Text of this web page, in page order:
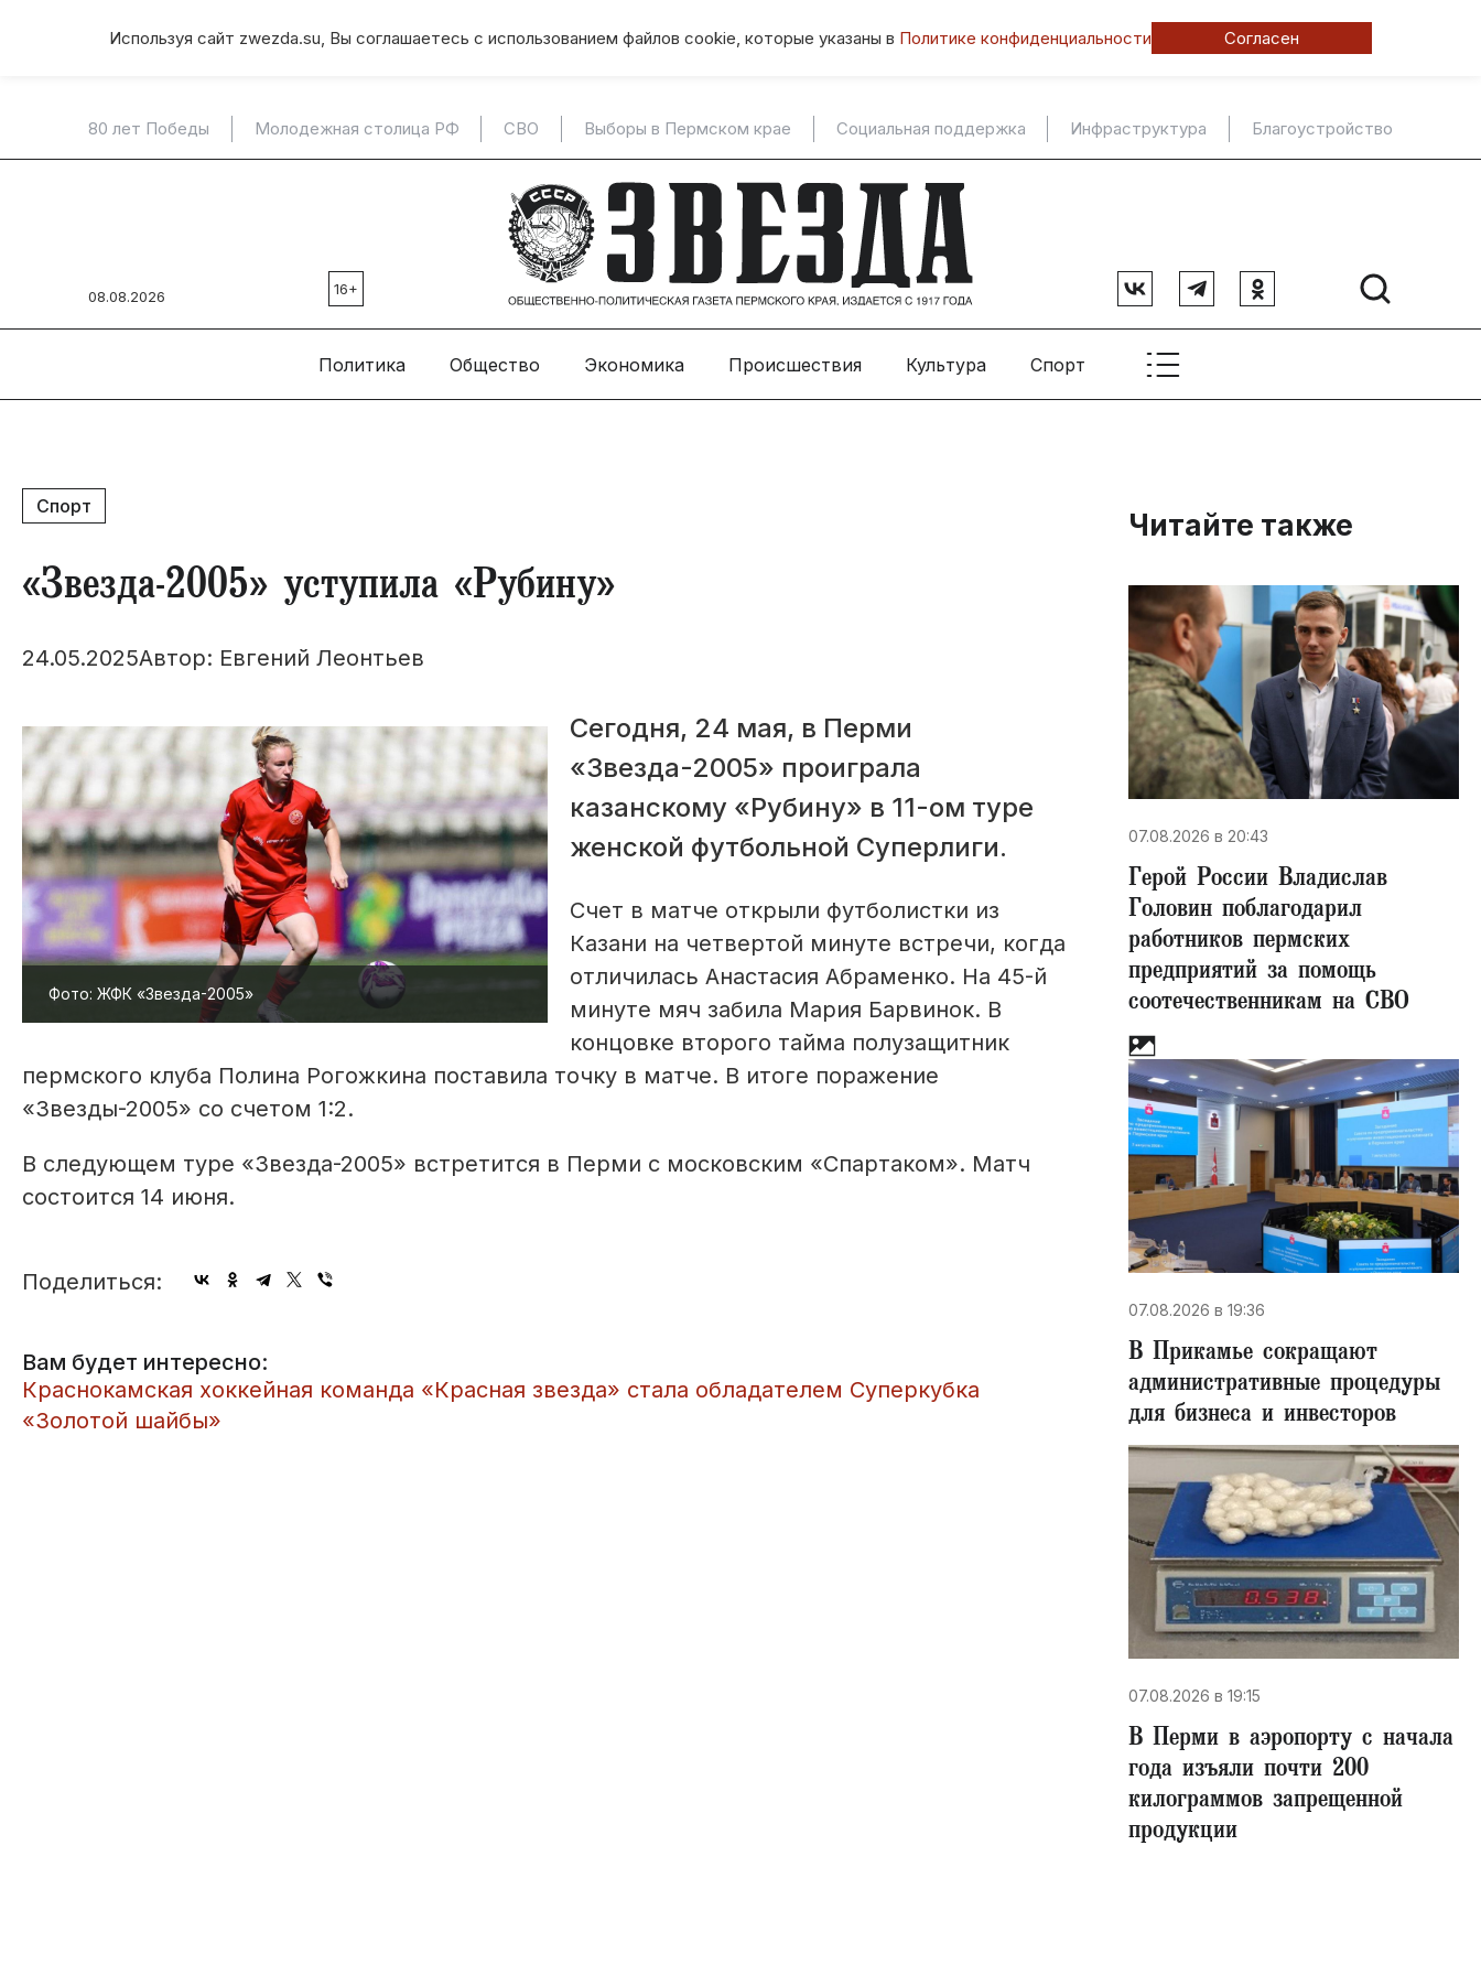
Используя сайт zwezda.su, Вы соглашаетесь с использованием файлов cookie, которые указаны в Политике конфиденциальности Согласен
80 лет Победы Молодежная столица РФ СВО Выборы в Пермском крае Социальная поддержка Инфраструктура Благоустройство
08.08.2026 16+
Политика Общество Экономика Происшествия Культура Спорт
Спорт
​«Звезда-2005» уступила «Рубину»
24.05.2025Автор: Евгений Леонтьев
Фото: ЖФК «Звезда-2005»
Сегодня, 24 мая, в Перми
«Звезда-2005» проиграла
казанскому «Рубину» в 11-ом туре
женской футбольной Суперлиги.
Счет в матче открыли футболистки из
Казани на четвертой минуте встречи, когда
отличилась Анастасия Абраменко. На 45-й
минуте мяч забила Мария Барвинок. В
концовке второго тайма полузащитник
пермского клуба Полина Рогожкина поставила точку в матче. В итоге поражение
«Звезды-2005» со счетом 1:2.
В следующем туре «Звезда-2005» встретится в Перми с московским «Спартаком». Матч
состоится 14 июня.
Поделиться:
Вам будет интересно:
Краснокамская хоккейная команда «Красная звезда» стала обладателем Суперкубка
«Золотой шайбы»
Читайте также
07.08.2026 в 20:43
Герой России Владислав
Головин поблагодарил
работников пермских
предприятий за помощь
соотечественникам на СВО
07.08.2026 в 19:36
В Прикамье сокращают
административные процедуры
для бизнеса и инвесторов
07.08.2026 в 19:15
В Перми в аэропорту с начала
года изъяли почти 200
килограммов запрещенной
продукции